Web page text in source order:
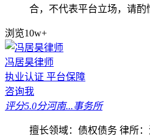
合，不代表平台立场，请酌
浏览10w+
冯居昊律师
执业认证 平台保障
咨询我
评分5.0分河南...事务所
擅长领域：债权债务 律所